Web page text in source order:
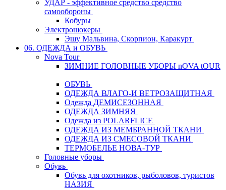
УДАР - эффективное средство средство
самообороны
Кобуры
Электрошокеры
Эшу Мальвина, Скорпион, Каракурт
06. ОДЕЖДА и ОБУВЬ
Nova Tour
ЗИМНИЕ ГОЛОВНЫЕ УБОРЫ nOVA tOUR
ОБУВЬ
ОДЕЖДА ВЛАГО-И ВЕТРОЗАЩИТНАЯ
Одежда ДЕМИСЕЗОННАЯ
ОДЕЖДА ЗИМНЯЯ
Одежда из POLARFLICE
ОДЕЖДА ИЗ МЕМБРАННОЙ ТКАНИ
ОДЕЖДА ИЗ СМЕСОВОЙ ТКАНИ
ТЕРМОБЕЛЬЕ НОВА-ТУР
Головные уборы
Обувь
Обувь для охотников, рыболовов, туристов
НАЗИЯ